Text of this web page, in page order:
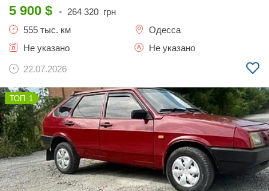
5 900 $ • 264 320 грн
555 тыс. км
Одесса
Не указано
Не указано
22.07.2026
1